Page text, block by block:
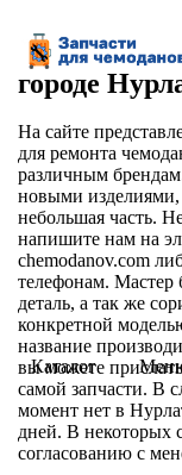
Каталог
Магазин
городе
На сайте
для ремонта
различным
новыми изделиями,
небольшая часть.
напишите нам на
chemodanov.com
телефонам. Мастер
деталь, а так же
конкретной
название
вы можете
самой запчасти. В
момент нет в
дней. В некоторых
согласованию с